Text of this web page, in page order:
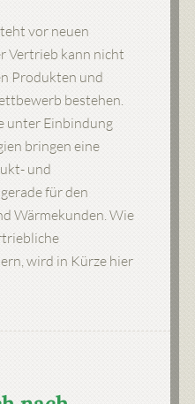
vor neuen
Vertrieb kann nicht
Produkten und
bestehen.
unter Einbindung
bringen eine
und
für den
Wärmekunden. Wie
wird in Kürze hier